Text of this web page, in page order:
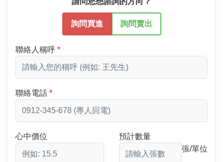
詢問買進 詢問賣出
聯絡人稱呼
聯絡電話
心中價位
預計數量
張/單位